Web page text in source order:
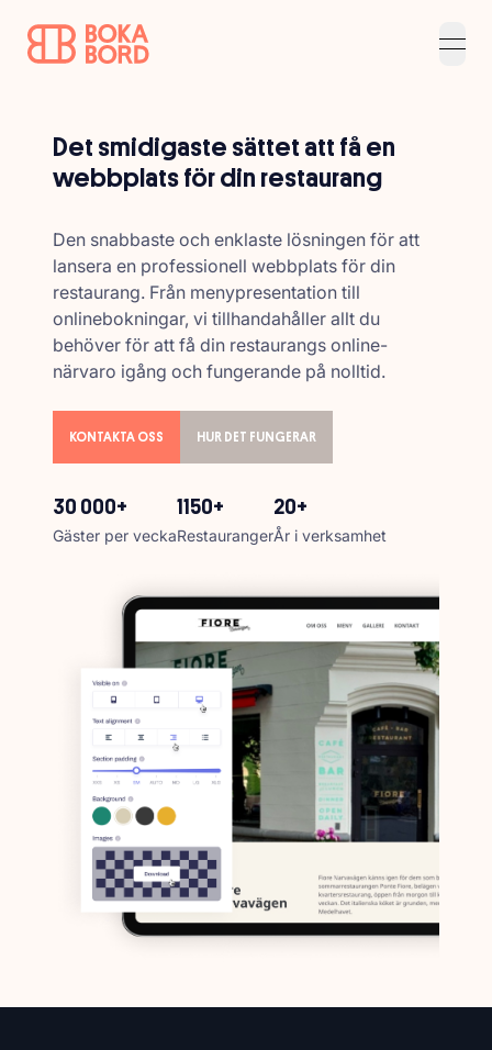
Det smidigaste sättet att få en
webbplats för din restaurang
Den snabbaste och enklaste lösningen för att
lansera en professionell webbplats för din
restaurang. Från menypresentation till
onlinebokningar, vi tillhandahåller allt du
behöver för att få din restaurangs online-
närvaro igång och fungerande på nolltid.
KONTAKTA OSS HUR DET FUNGERAR
30 000+
Gäster per vecka
1150+
Restauranger
20+
År i verksamhet